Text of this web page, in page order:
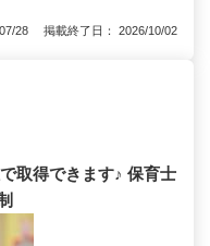
28 掲載終了日： 2026/10/02
取得できます♪ 保育士